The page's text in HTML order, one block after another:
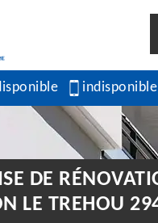
indisponible
DE
LE TREHOU